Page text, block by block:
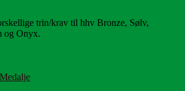
trin/krav til hhv Bronze, Sølv,
og Onyx.
Medalje